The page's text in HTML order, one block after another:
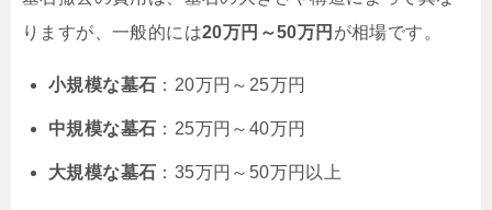
りますが、一般的には20万円～50万円 が相場です。
小規模な墓石 ：20万円～25万円
中規模な墓石 ：25万円～40万円
大規模な墓石 ：35万円～50万円以上